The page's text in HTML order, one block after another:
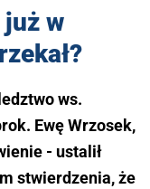
w
ws.
Ewę Wrzosek,
- ustalił
stwierdzenia, że